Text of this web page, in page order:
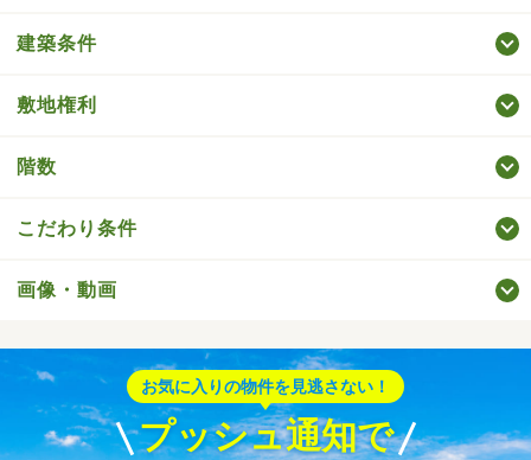
建築条件
敷地権利
階数
こだわり条件
画像・動画
お気に入りの物件を見逃さない！
プッシュ通知で